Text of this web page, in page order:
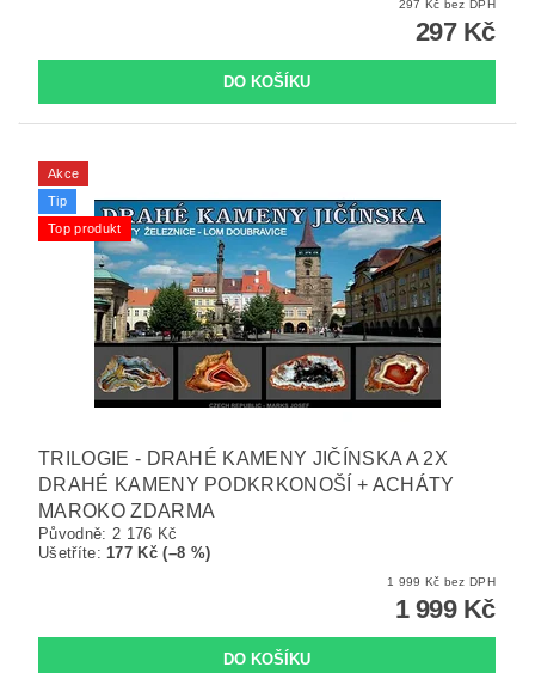
297 Kč bez DPH
297 Kč
Akce
Tip
Top produkt
TRILOGIE - DRAHÉ KAMENY JIČÍNSKA A 2X
DRAHÉ KAMENY PODKRKONOŠÍ + ACHÁTY
MAROKO ZDARMA
Původně: 2 176 Kč
Ušetříte:177 Kč (–8 %)
1 999 Kč bez DPH
1 999 Kč